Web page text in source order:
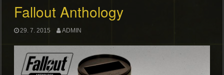
Fallout Anthology
29. 7. 2015 ADMIN